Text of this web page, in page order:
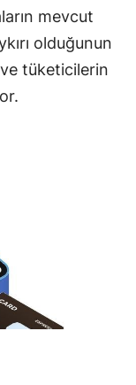
mevcut
olduğunun
tüketicilerin